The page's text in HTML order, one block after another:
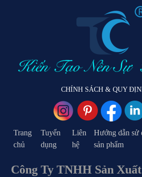
CHÍNH SÁCH & QUY
Trang
chủ
Tuyển
dụng
Liên
hệ
Hướng dẫn sử
sản phẩm
Công Ty TNHH Sản